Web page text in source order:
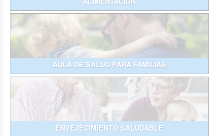
AULA DE SALUD PARA FAMILIAS
ENVEJECIMIENTO SALUDABLE